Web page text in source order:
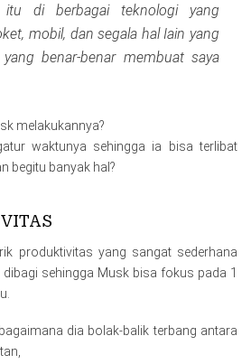
itu di berbagai teknologi yang
mobil, dan segala hal Iain yang
benar-benar membuat saya
melakukannya?
waktunya sehingga ia bisa terlibat
begitu banyak hal?
produktivitas yang sangat sederhana
sehingga Musk bisa fokus pada 1
dia bolak-balik terbang antara